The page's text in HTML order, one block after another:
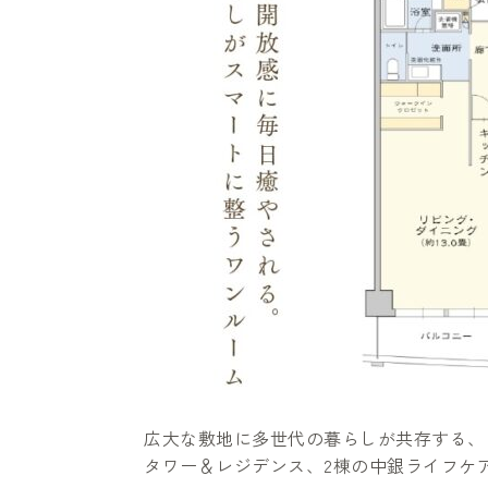
広大な敷地に多世代の暮らしが共存する、
タワー＆レジデンス、2棟の中銀ライフケ